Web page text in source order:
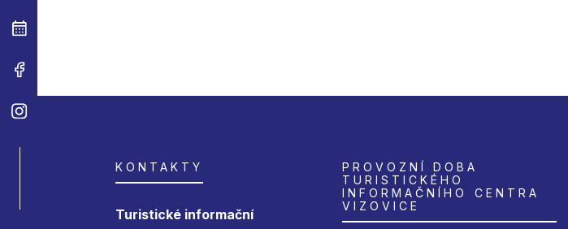
KONTAKTY
Turistické informační
PROVOZNÍ DOBA
TURISTICKÉHO
INFORMAČNÍHO CENTRA
VIZOVICE